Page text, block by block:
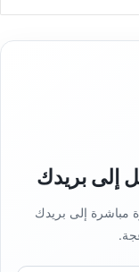
إلى بريدك
مباشرة إلى بريدك